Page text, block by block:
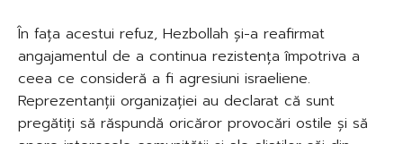
În fața acestui refuz, Hezbollah și-a reafirmat
angajamentul de a continua rezistența împotriva a
ceea ce consideră a fi agresiuni israeliene.
Reprezentanții organizației au declarat că sunt
pregătiți să răspundă oricăror provocări ostile și să